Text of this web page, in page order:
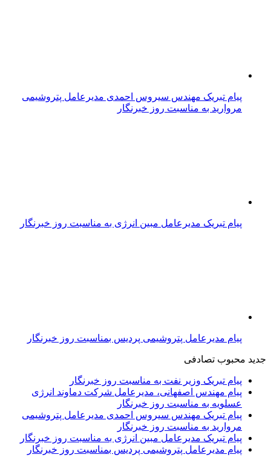
پیام تبریک مهندس سیروس احمدی مدیرعامل پتروشیمی
مروارید به مناسبت روز خبرنگار
پیام تبریک مدیرعامل مبین انرژی به مناسبت روز خبرنگار
پیام مدیرعامل پتروشیمی پردیس بمناسبت روز خبرنگار
جدید محبوب تصادفی
پیام تبریک وزیر نفت به مناسبت روز خبرنگار
پیام مهندس اصفهانی، مدیرعامل شرکت دماوند انرژی
عسلویه به مناسبت روز خبرنگار
پیام تبریک مهندس سیروس احمدی مدیرعامل پتروشیمی
مروارید به مناسبت روز خبرنگار
پیام تبریک مدیرعامل مبین انرژی به مناسبت روز خبرنگار
پیام مدیرعامل پتروشیمی پردیس بمناسبت روز خبرنگار